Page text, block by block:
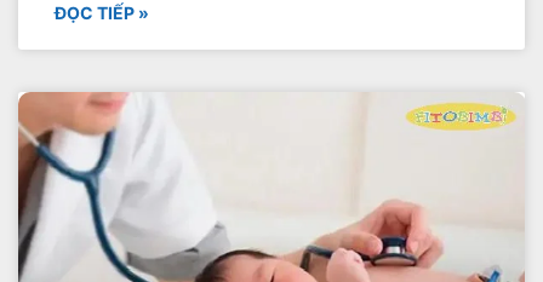
ĐỌC TIẾP »